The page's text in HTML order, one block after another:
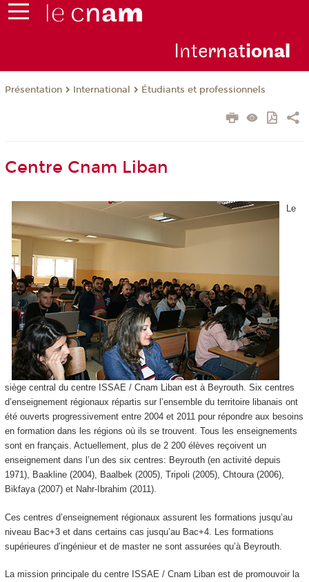
International
Présentation International Étudiants et professionnels
Centre Cnam Liban
Le
siège central du centre ISSAE / Cnam Liban est à Beyrouth. Six centres
d’enseignement régionaux répartis sur l’ensemble du territoire libanais ont
été ouverts progressivement entre 2004 et 2011 pour répondre aux besoins
en formation dans les régions où ils se trouvent. Tous les enseignements
sont en français. Actuellement, plus de 2 200 élèves reçoivent un
enseignement dans l’un des six centres: Beyrouth (en activité depuis
1971), Baakline (2004), Baalbek (2005), Tripoli (2005), Chtoura (2006),
Bikfaya (2007) et Nahr-Ibrahim (2011).
Ces centres d’enseignement régionaux assurent les formations jusqu’au
niveau Bac+3 et dans certains cas jusqu’au Bac+4. Les formations
supérieures d’ingénieur et de master ne sont assurées qu’à Beyrouth.
La mission principale du centre ISSAE / Cnam Liban est de promouvoir la